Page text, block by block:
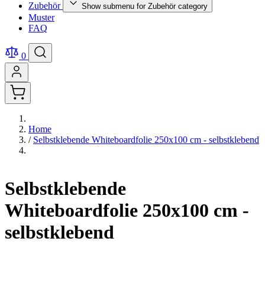
Zubehör Show submenu for Zubehör category
Muster
FAQ
0
Home
/ Selbstklebende Whiteboardfolie 250x100 cm - selbstklebend
Selbstklebende
Whiteboardfolie 250x100 cm -
selbstklebend